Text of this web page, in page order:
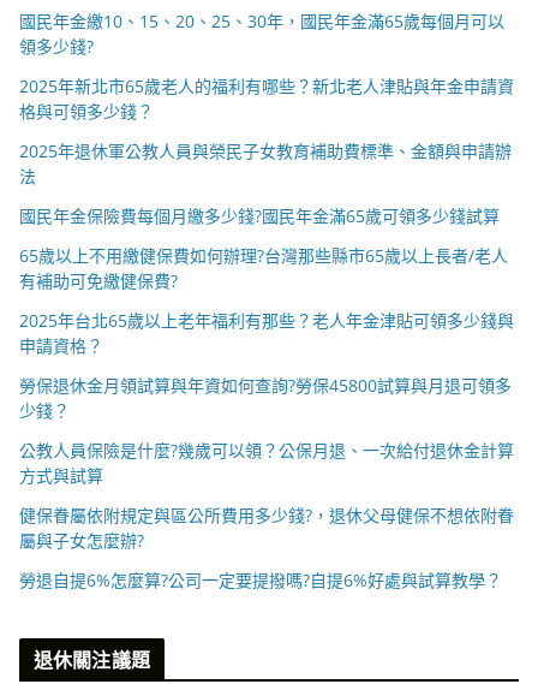
國民年金繳10、15、20、25、30年，國民年金滿65歲每個月可以
領多少錢?
2025年新北市65歲老人的福利有哪些？新北老人津貼與年金申請資
格與可領多少錢？
2025年退休軍公教人員與榮民子女教育補助費標準、金額與申請辦
法
國民年金保險費每個月繳多少錢?國民年金滿65歲可領多少錢試算
65歲以上不用繳健保費如何辦理?台灣那些縣市65歲以上長者/老人
有補助可免繳健保費?
2025年台北65歲以上老年福利有那些？老人年金津貼可領多少錢與
申請資格？
勞保退休金月領試算與年資如何查詢?勞保45800試算與月退可領多
少錢？
公教人員保險是什麼?幾歲可以領？公保月退、一次給付退休金計算
方式與試算
健保眷屬依附規定與區公所費用多少錢?，退休父母健保不想依附眷
屬與子女怎麼辦?
勞退自提6%怎麼算?公司一定要提撥嗎?自提6%好處與試算教學？
退休關注議題